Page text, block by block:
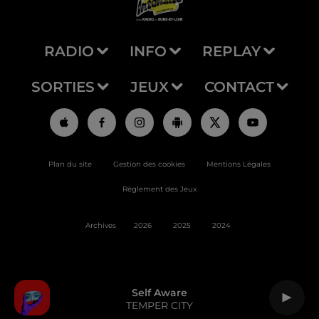
Self Aware
TEMPER CITY
RADIO INFO REPLAY
SORTIES JEUX CONTACT
Plan du site Gestion des cookies Mentions Légales
Règlement des Jeux
Archives 2026 2025 2024